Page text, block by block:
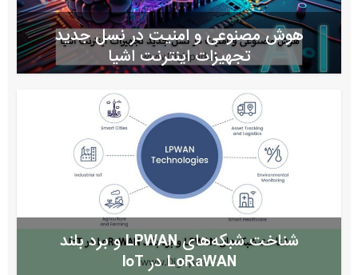
هوش مصنوعی و امنیت در نسل جدید
تجهیزات اینترنت اشیا
شناخت شبکه‌های LPWAN و برد بلند
LoRaWAN در IoT